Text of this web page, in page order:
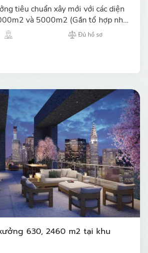
tiêu chuẩn xây mới với các diện
và 5000m2 (Gần tổ hợp nhà
Nguyên) tại Khu công nghiệp
Đủ hồ sơ
630, 2460 m2 tại khu